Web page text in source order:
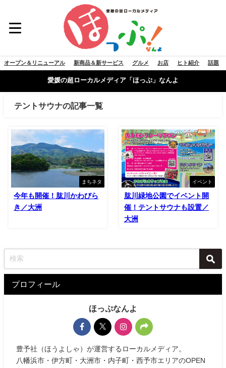
オープン＆リニューアル 新商品＆新サービス グルメ お店 ヒト紹介 話題
愛媛の超ローカルメディア「ほっぷ」なんよ
テントサウナの記事一覧
まちネタ
今年も開催！肱川かわびら
き／大洲
イベント
肱川緑地公園でイベント開
催！テントサウナも設置／
大洲
プロフィール
ほっぷなんよ
豊予社（ほうよしゃ）が運営するローカルメディア。
八幡浜市・伊方町・大洲市・内子町・西予市エリアのOPEN